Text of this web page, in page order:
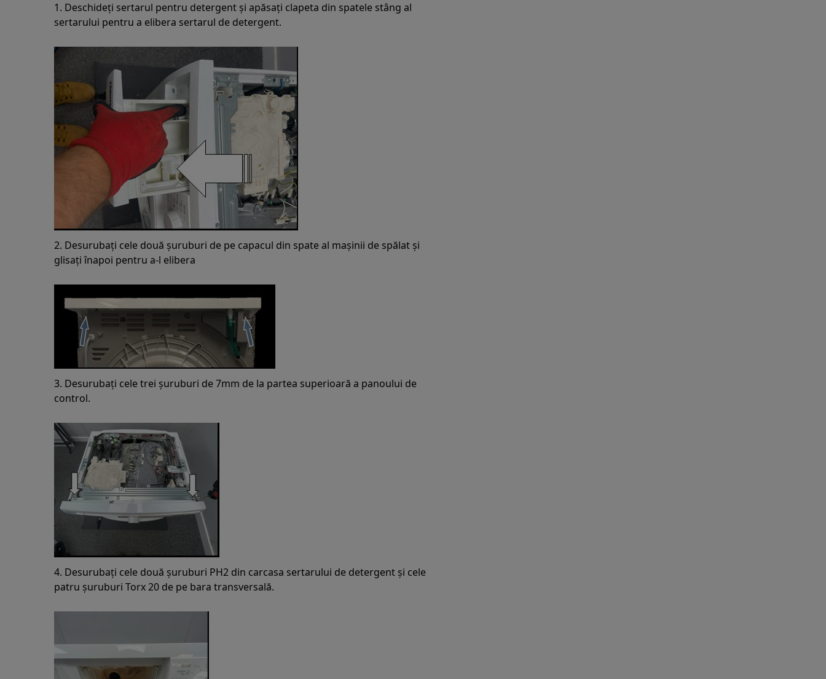
1. Deschideți sertarul pentru detergent și apăsați clapeta din spatele stâng al
sertarului pentru a elibera sertarul de detergent.
2. Desurubați cele două șuruburi de pe capacul din spate al mașinii de spălat și
glisați înapoi pentru a-l elibera
3. Desurubați cele trei șuruburi de 7mm de la partea superioară a panoului de
control.
4. Desurubați cele două șuruburi PH2 din carcasa sertarului de detergent și cele
patru șuruburi Torx 20 de pe bara transversală.